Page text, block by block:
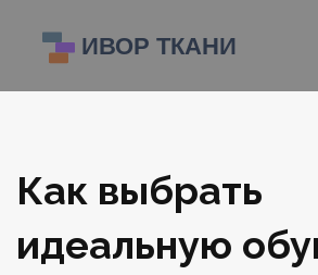
Как выбрать
идеальную